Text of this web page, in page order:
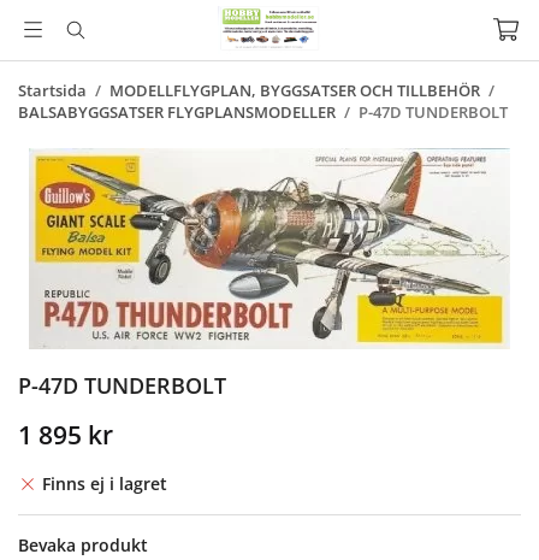
Startsida / MODELLFLYGPLAN, BYGGSATSER OCH TILLBEHÖR /
BALSABYGGSATSER FLYGPLANSMODELLER / P-47D TUNDERBOLT
P-47D TUNDERBOLT
1 895 kr
Finns ej i lagret
Bevaka produkt